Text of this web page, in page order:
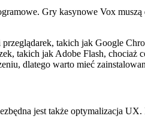
Gry kasynowe Vox
takich jak Google
takich jak Adobe Flash, chociaż
dlatego warto mieć
jest także optymalizacja